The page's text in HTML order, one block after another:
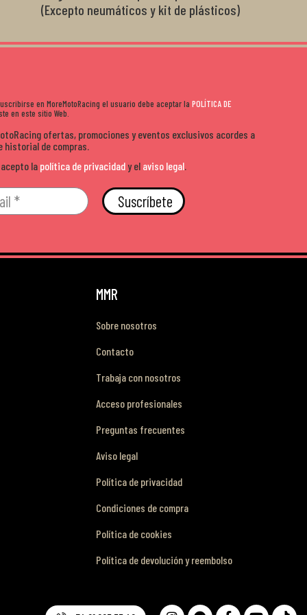
(Excepto neumáticos y kit de plásticos)
en MoreMotoRacing el usuario debe aceptar la POLÍTICA DE
en este sitio Web.
ofertas, promociones y eventos exclusivos acordes a
de compras.
la política de privacidady el aviso legal
Suscríbete
MMR
Sobre nosotros
Contacto
Trabaja con nosotros
Acceso profesionales
Preguntas frecuentes
Aviso legal
Política de privacidad
Condiciones de compra
Política de cookies
Política de devolución y reembolso